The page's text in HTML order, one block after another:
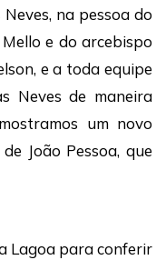
na pessoa do
e do arcebispo
e a toda equipe
Neves de maneira
um novo
João Pessoa, que
Lagoa para conferir